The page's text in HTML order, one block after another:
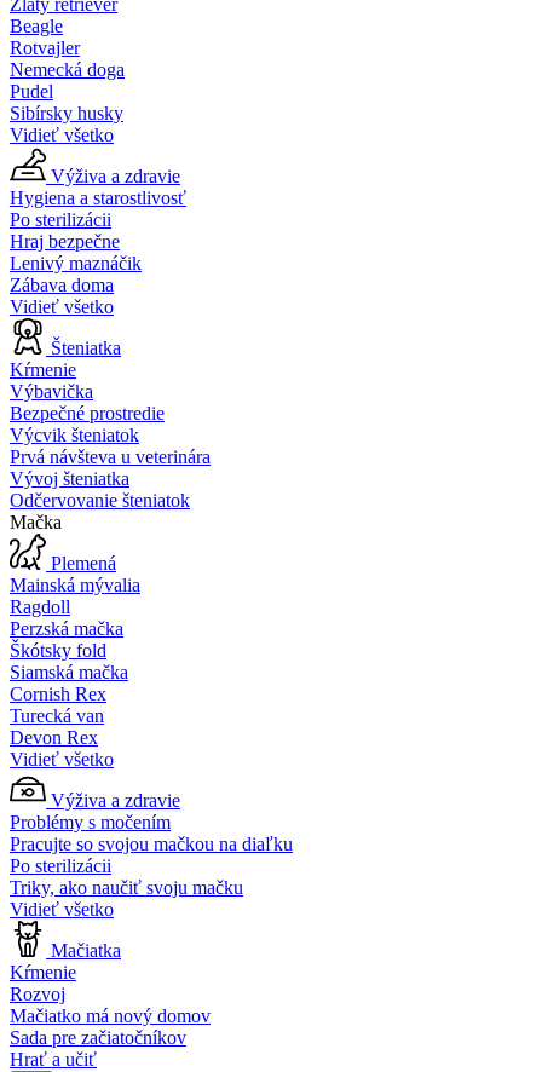
Zlatý retriever
Beagle
Rotvajler
Nemecká doga
Pudel
Sibírsky husky
Vidieť všetko
Výživa a zdravie
Hygiena a starostlivosť
Po sterilizácii
Hraj bezpečne
Lenivý maznáčik
Zábava doma
Vidieť všetko
Šteniatka
Kŕmenie
Výbavička
Bezpečné prostredie
Výcvik šteniatok
Prvá návšteva u veterinára
Vývoj šteniatka
Odčervovanie šteniatok
Mačka
Plemená
Mainská mývalia
Ragdoll
Perzská mačka
Škótsky fold
Siamská mačka
Cornish Rex
Turecká van
Devon Rex
Vidieť všetko
Výživa a zdravie
Problémy s močením
Pracujte so svojou mačkou na diaľku
Po sterilizácii
Triky, ako naučiť svoju mačku
Vidieť všetko
Mačiatka
Kŕmenie
Rozvoj
Mačiatko má nový domov
Sada pre začiatočníkov
Hrať a učiť